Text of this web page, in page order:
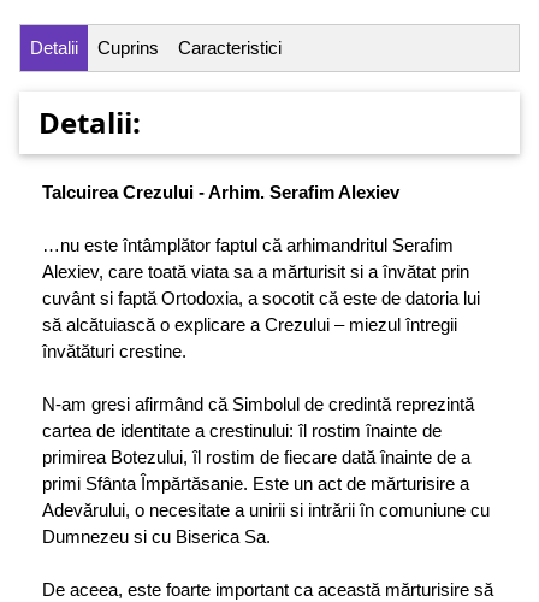
Detalii Cuprins Caracteristici
Detalii:
Talcuirea Crezului - Arhim. Serafim Alexiev
…nu este întâmplător faptul că arhimandritul Serafim
Alexiev, care toată viata sa a mărturisit si a învătat prin
cuvânt si faptă Ortodoxia, a socotit că este de datoria lui
să alcătuiască o explicare a Crezului – miezul întregii
învătături crestine.
N-am gresi afirmând că Simbolul de credintă reprezintă
cartea de identitate a crestinului: îl rostim înainte de
primirea Botezului, îl rostim de fiecare dată înainte de a
primi Sfânta Împărtăsanie. Este un act de mărturisire a
Adevărului, o necesitate a unirii si intrării în comuniune cu
Dumnezeu si cu Biserica Sa.
De aceea, este foarte important ca această măr­turisire să